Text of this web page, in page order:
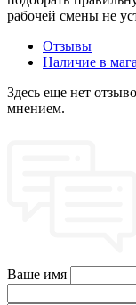
рабочей смены не
Отзывы
Наличие в
Здесь еще нет
мнением.
Ваше имя